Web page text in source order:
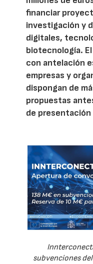
financiar
investigación y
digitales,
biotecnología.
con antelación
empresas y
dispongan de
propuestas
de
subvenciones